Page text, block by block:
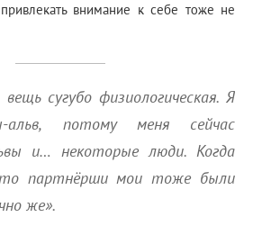
внимание к себе тоже не
сугубо физиологическая. Я
альв, потому меня сейчас
и… некоторые люди. Когда
партнёрши мои тоже были
же».